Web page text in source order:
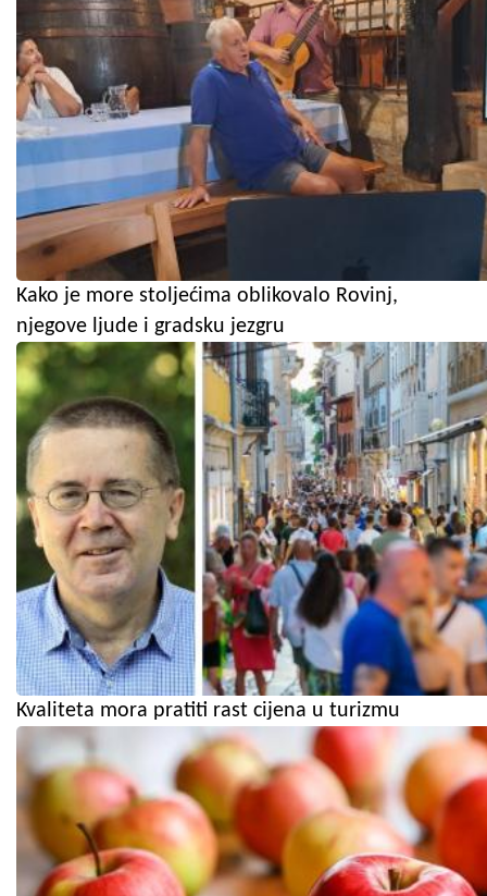
Kako je more stoljećima oblikovalo Rovinj,
njegove ljude i gradsku jezgru
Kvaliteta mora pratiti rast cijena u turizmu